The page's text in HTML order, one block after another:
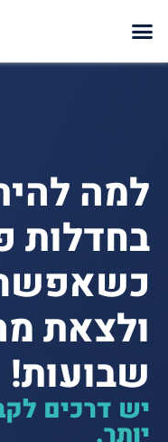
למה
בחדלות
ולצאת
שבועות!
יש דרכים